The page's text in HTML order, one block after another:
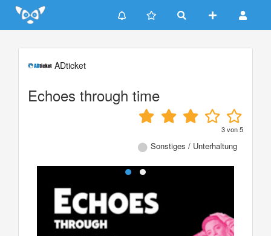
Update cookies preferences
ADticket
Echoes through time
3von5
Sonstiges / Unterhaltung